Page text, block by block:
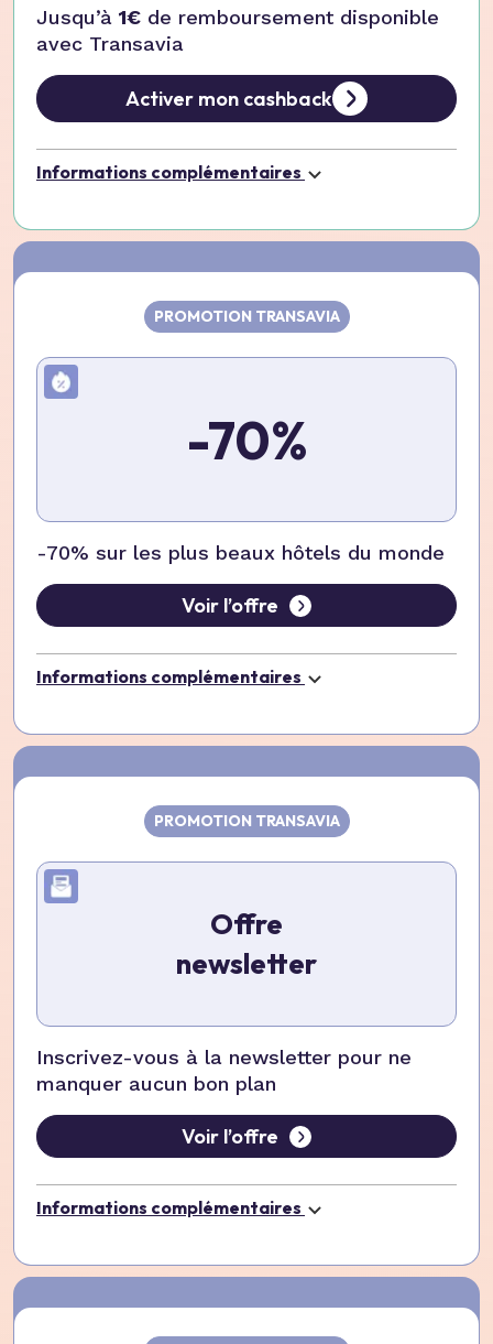
Jusqu’à 1€ de remboursement disponible
avec Transavia
Activer mon cashback
Informations complémentaires
PROMOTION TRANSAVIA
-70%
-70% sur les plus beaux hôtels du monde
Voir l’offre
Informations complémentaires
PROMOTION TRANSAVIA
Offre
newsletter
Inscrivez-vous à la newsletter pour ne
manquer aucun bon plan
Voir l’offre
Informations complémentaires